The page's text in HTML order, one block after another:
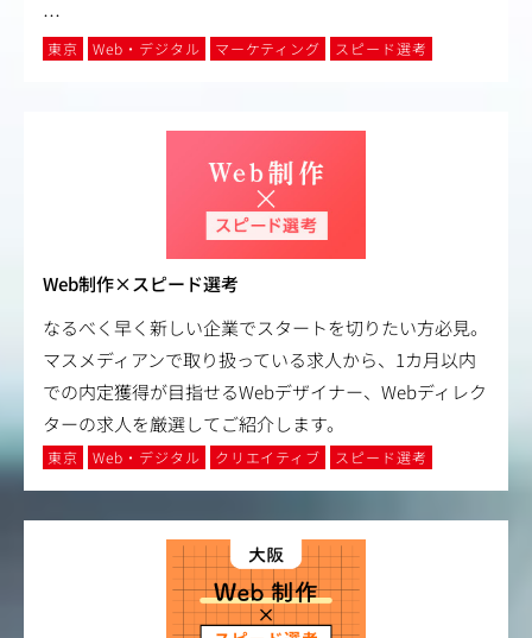
…
東京 Web・デジタル マーケティング スピード選考
Web制作×スピード選考
なるべく早く新しい企業でスタートを切りたい方必見。
マスメディアンで取り扱っている求人から、1カ月以内
での内定獲得が目指せるWebデザイナー、Webディレク
ターの求人を厳選してご紹介します。
東京 Web・デジタル クリエイティブ スピード選考